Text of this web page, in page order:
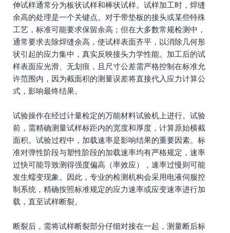
伸试样通常分为板状试样和棒状试样。试样加工时，焊缝
余高的处理是一个关键点。对于带垫板的接头或某些特殊
工艺，标准可能要求保留余高；但在大多数常规检测中，
通常要求去除焊缝余高，使试样表面齐平，以消除几何形
状引起的应力集中，真实反映接头力学性能。加工后的试
样表面应光滑、无划痕，且尺寸公差需严格控制在标准允
许范围内，因为截面积的测量误差将直接代入应力计算公
式，影响最终结果。
试验操作在经过计量检定的万能材料试验机上进行。试验
前，需精确测量试样标距内的宽度和厚度，计算原始横截
面积。试验过程中，加载速率是影响结果的重要因素。标
准对弹性阶段与塑性阶段的加载速率均有严格规定，速率
过快可能导致测得强度偏高（率效应），速率过慢则可能
发生蠕变现象。因此，专业的检测机构会采用电液伺服控
制系统，精确按照标准规定的应力速率或应变速率进行加
载，直至试样断裂。
断裂后，需将试样断裂部分仔细对接在一起，测量断后标